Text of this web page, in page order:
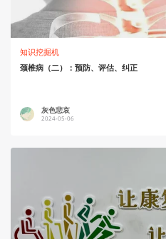
知识挖掘机
颈椎病（二）：预防、评估、纠正
灰色悲哀
2024-05-06